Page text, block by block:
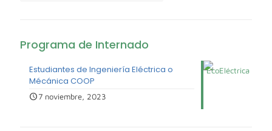
Programa de Internado
Estudiantes de Ingeniería Eléctrica o
Mécánica COOP
7 noviembre, 2023